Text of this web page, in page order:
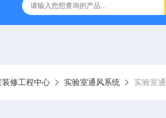
风柜 TSF-DS800FW净气型通风柜（全
装修工程中心 实验室通风系统 实验室